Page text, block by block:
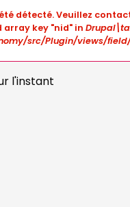
détecté. Veuillez
array key "nid" in
src/Plugin/views/
l'instant